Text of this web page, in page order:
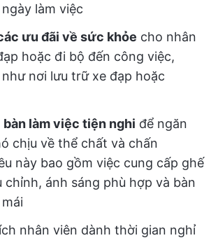
làm việc
ưu đãi về sức khỏe cho nhân
hoặc đi bộ đến công việc,
nơi lưu trữ xe đạp hoặc
bàn làm việc tiện nghi để ngăn
chịu về thể chất và chấn
này bao gồm việc cung cấp ghế
chỉnh, ánh sáng phù hợp và bàn
nhân viên dành thời gian nghỉ